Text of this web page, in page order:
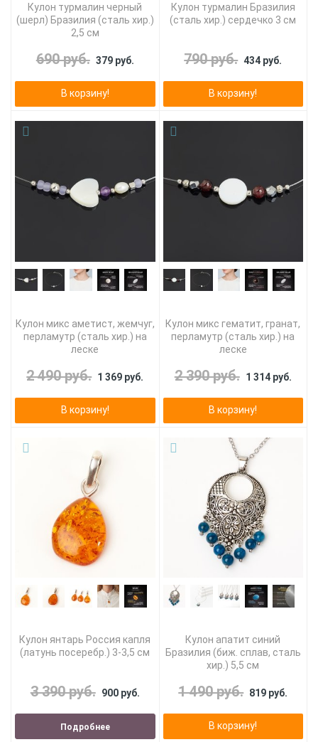
Кулон турмалин черный
(шерл) Бразилия (сталь хир.)
2,5 см
690 руб. 379 руб.
В корзину!
Кулон турмалин Бразилия
(сталь хир.) сердечко 3 см
790 руб. 434 руб.
В корзину!
Кулон микс аметист, жемчуг,
перламутр (сталь хир.) на
леске
2 490 руб. 1 369 руб.
В корзину!
Кулон микс гематит, гранат,
перламутр (сталь хир.) на
леске
2 390 руб. 1 314 руб.
В корзину!
Кулон янтарь Россия капля
(латунь посеребр.) 3-3,5 см
3 390 руб. 900 руб.
Подробнее
Кулон апатит синий
Бразилия (биж. сплав, сталь
хир.) 5,5 см
1 490 руб. 819 руб.
В корзину!